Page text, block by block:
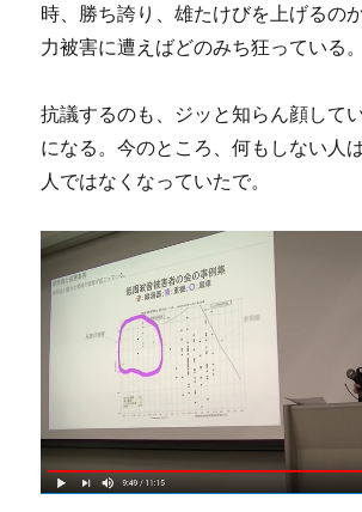
時、勝ち誇り、雄たけびを上げるの
力被害に遭えばどのみち狂っている。
抗議するのも、ジッと知らん顔して
になる。今のところ、何もしない人
人ではなくなっていたで。